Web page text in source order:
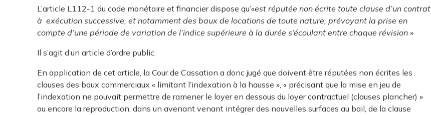
L’article L112-1 du code monétaire et financier dispose qu’«est réputée non écrite toute clause d’un contrat
à exécution successive, et notamment des baux de locations de toute nature, prévoyant la prise en
compte d’une période de variation de l’indice supérieure à la durée s’écoulant entre chaque révision »
Il s’agit d’un article d’ordre public.
En application de cet article, la Cour de Cassation a donc jugé que doivent être réputées non écrites les
clauses des baux commerciaux « limitant l’indexation à la hausse », « précisant que la mise en jeu de
l’indexation ne pouvait permettre de ramener le loyer en dessous du loyer contractuel (clauses plancher) »
ou encore la reproduction, dans un avenant venant intégrer des nouvelles surfaces au bail, de la clause